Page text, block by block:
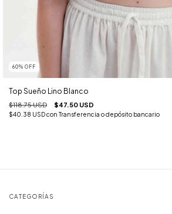
60% OFF
Top Sueño Lino Blanco
$118.75 USD $47.50 USD
$40.38 USDcon Transferencia o depósito bancario
CATEGORÍAS